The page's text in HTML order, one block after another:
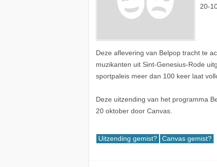
20-
Deze aflevering van Belpop tracht te
muzikanten uit Sint-Genesius-Rode
sportpaleis meer dan 100 keer laat
Deze uitzending van het programma
20 oktober door Canvas.
Uitzending gemist? Canvas gemist?